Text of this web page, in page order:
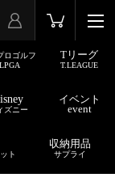
ロゴルフ
Tリーグ
T.LEAGUE
ズニー
イベント
event
ト
収納用品
サプライ